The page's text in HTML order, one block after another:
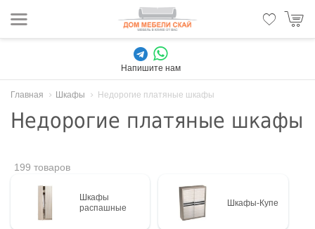
Напишите нам
Главная Шкафы Недорогие платяные шкафы
Недорогие платяные шкафы
199 товаров
Шкафы
распашные
Шкафы-Купе